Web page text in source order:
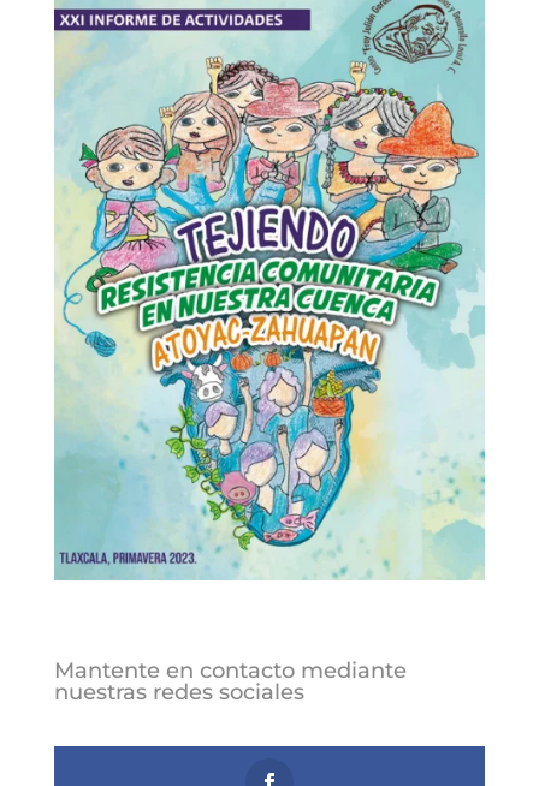
Mantente en contacto mediante
nuestras redes sociales